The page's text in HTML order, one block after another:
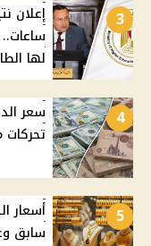
3
لها
4
5
سابق وعيار 24 يسجل